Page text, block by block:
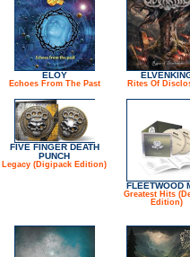
ELOY
Echoes From The Past Rites Of
FIVE FINGER DEATH
PUNCH
Legacy (Digipack Edition)
FLEETWOOD
Greatest Hits
Edition)